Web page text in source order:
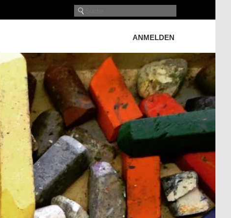
ANMELDEN